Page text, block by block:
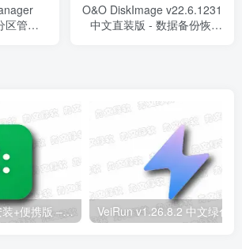
区管理
O&O DiskImage v22.6.1231
中文直装版 - 数据备份恢复
LightC v2.16.0 安装+便携版 – C盘清理工具